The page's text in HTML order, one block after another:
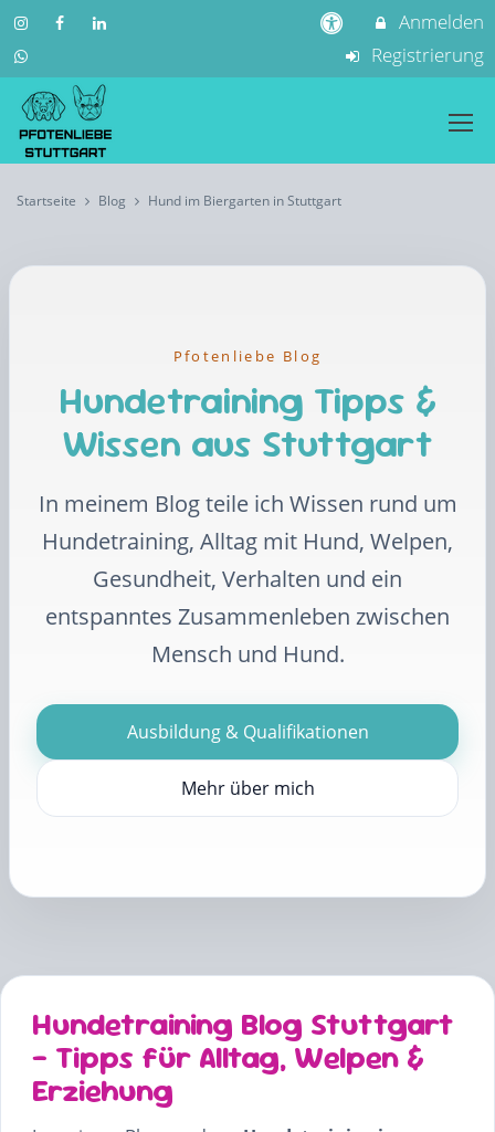
Anmelden
Registrierung
Startseite Blog Hund im Biergarten in Stuttgart
Pfotenliebe Blog
Hundetraining Tipps &
Wissen aus Stuttgart
In meinem Blog teile ich Wissen rund um
Hundetraining, Alltag mit Hund, Welpen,
Gesundheit, Verhalten und ein
entspanntes Zusammenleben zwischen
Mensch und Hund.
Ausbildung & Qualifikationen
Mehr über mich
Hundetraining Blog Stuttgart
– Tipps für Alltag, Welpen &
Erziehung